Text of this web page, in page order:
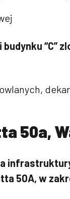
“C”
50a,
50A, w